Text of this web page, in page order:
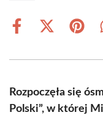
Share
Share
(Twitter)
Share
Rozpoczęła się
Polski”, w której